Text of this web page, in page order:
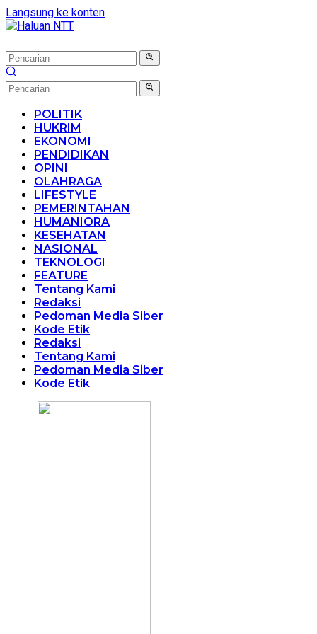
Langsung ke konten
POLITIK
HUKRIM
EKONOMI
PENDIDIKAN
OPINI
OLAHRAGA
LIFESTYLE
PEMERINTAHAN
HUMANIORA
KESEHATAN
NASIONAL
TEKNOLOGI
FEATURE
Tentang Kami
Redaksi
Pedoman Media Siber
Kode Etik
Redaksi
Tentang Kami
Pedoman Media Siber
Kode Etik